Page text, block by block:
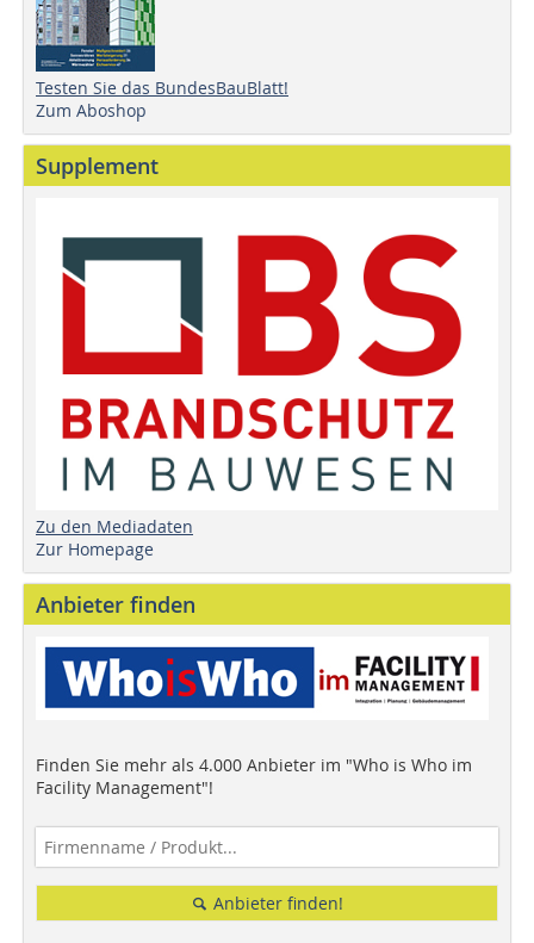
Testen Sie das BundesBauBlatt!
Zum Aboshop
Supplement
Zu den Mediadaten
Zur Homepage
Anbieter finden
Finden Sie mehr als 4.000 Anbieter im "Who is Who im
Facility Management"!
Anbieter finden!